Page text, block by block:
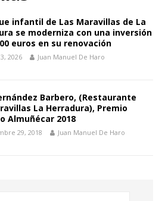
infantil de Las Maravillas de La
se moderniza con una inversión
euros en su renovación
2026 Juan Manuel De Haro
Barbero, (Restaurante
La Herradura), Premio
Almuñécar 2018
29, 2018 Juan Manuel De Haro